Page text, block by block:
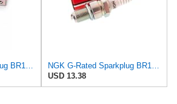
USD 13.38